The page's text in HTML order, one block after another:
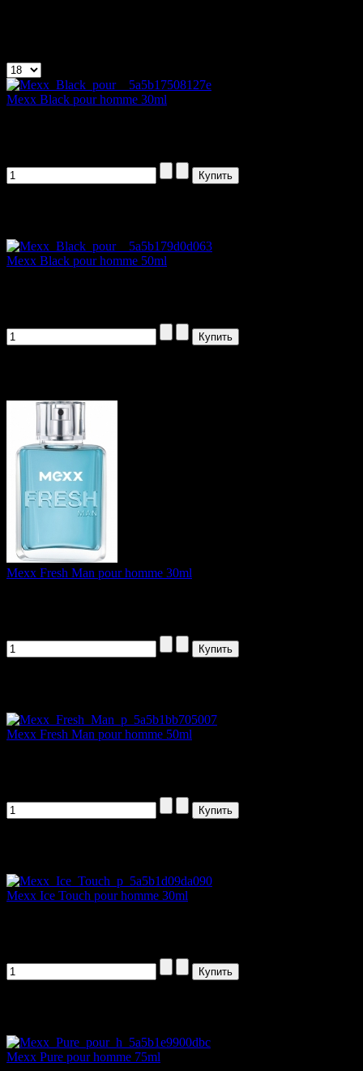
Mexx Black pour homme 30ml
Mexx Black pour homme 50ml
Mexx Fresh Man pour homme 30ml
Mexx Fresh Man pour homme 50ml
Mexx Ice Touch pour homme 30ml
Mexx Pure pour homme 75ml